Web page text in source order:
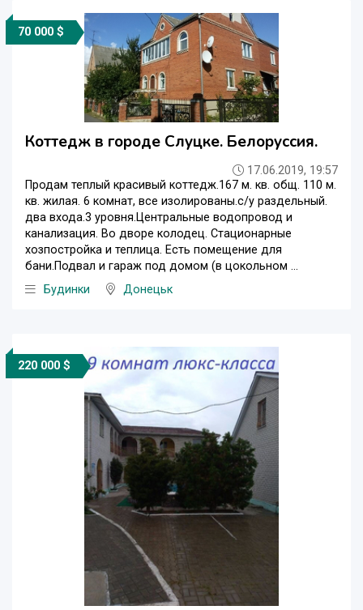
70 000 $
Коттедж в городе Слуцке. Белоруссия.
17.06.2019, 19:57
Продам теплый красивый коттедж.167 м. кв. общ. 110 м.
кв. жилая. 6 комнат, все изолированы.с/у раздельный.
два входа.3 уровня.Центральные водопровод и
канализация. Во дворе колодец. Стационарные
хозпостройка и теплица. Есть помещение для
бани.Подвал и гараж под домом (в цокольном ...
Будинки
Донецьк
220 000 $